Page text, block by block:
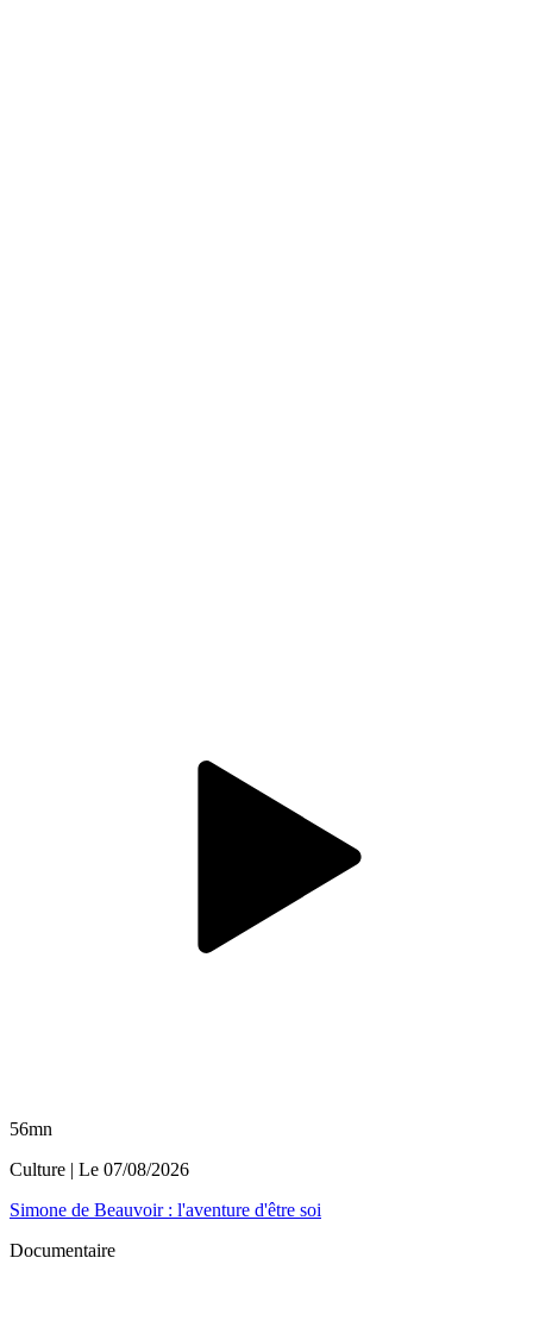
56mn
Culture | Le 07/08/2026
Simone de Beauvoir : l'aventure d'être soi
Documentaire